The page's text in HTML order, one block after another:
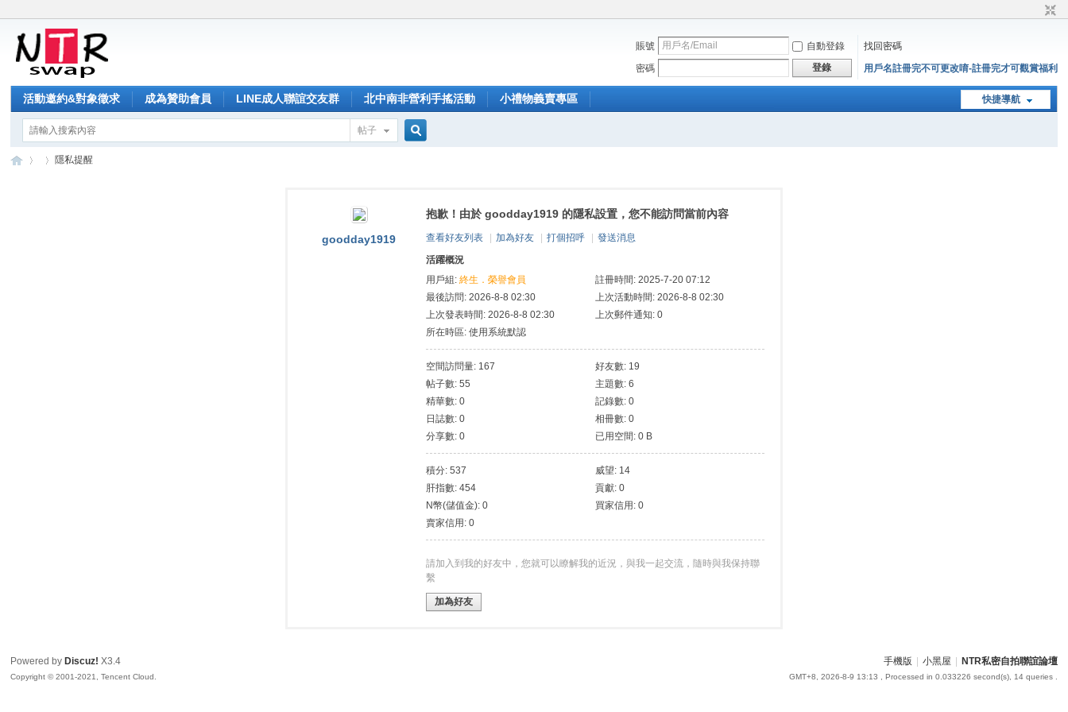
賬號 自動登錄
找回密碼
密碼
登錄 用戶名註冊完不可更改唷-註冊完才可觀賞福利
快捷導航
活動邀約&對象徵求 成為贊助會員 LINE成人聯誼交友群 北中南非營利手搖活動 小禮物義賣專區
帖子
隱私提醒
goodday1919
抱歉！由於 goodday1919 的隱私設置，您不能訪問當前內容
查看好友列表 加為好友 打個招呼
發送消息
活躍概況
用戶組: 終生．榮譽會員
註冊時間: 2025-7-20 07:12
最後訪問: 2026-8-8 02:30
上次活動時間: 2026-8-8 02:30
上次發表時間: 2026-8-8 02:30
上次郵件通知: 0
所在時區: 使用系統默認
空間訪問量: 167
好友數: 19
帖子數: 55
主題數: 6
精華數: 0
記錄數: 0
日誌數: 0
相冊數: 0
分享數: 0
已用空間: 0 B
積分: 537
威望: 14
肝指數: 454
貢獻: 0
N幣(儲值金): 0
買家信用: 0
賣家信用: 0
請加入到我的好友中，您就可以瞭解我的近況，與我一起交流，隨時與我保持聯
繫
加為好友
手機版 小黑屋 NTR私密自拍聯誼論壇
GMT+8, 2026-8-9 13:13 , Processed in 0.033226 second(s), 14 queries .
Powered by Discuz! X3.4
Copyright © 2001-2021, Tencent Cloud.